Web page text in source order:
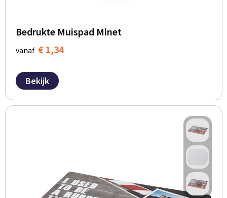
Bedrukte Muispad Minet
vanaf € 1,34
Bekijk